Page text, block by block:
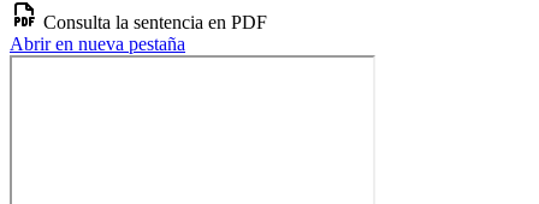
Consulta la sentencia en PDF
Abrir en nueva pestaña